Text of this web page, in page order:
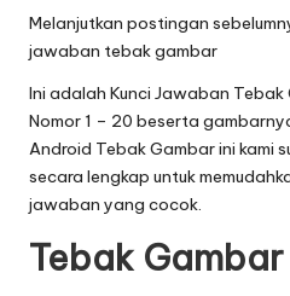
Melanjutkan postingan
jawaban tebak gambar
Ini adalah Kunci Jawaban Tebak
Nomor 1 – 20 beserta
Android Tebak Gambar ini kami
secara lengkap untuk
jawaban yang cocok.
Tebak Gambar